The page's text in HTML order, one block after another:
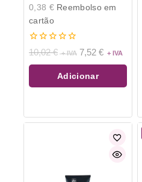
0,38 €Reembolso em
cartão
0
de
5
10,02€ 7,52 €
Adicionar